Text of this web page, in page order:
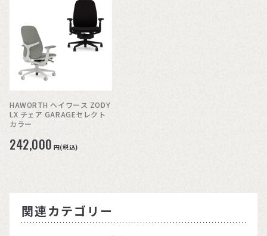
HAWORTH ヘイワース ZODY
LX チェア GARAGEセレクト
カラー
242,000 円(税込)
関連カテゴリー